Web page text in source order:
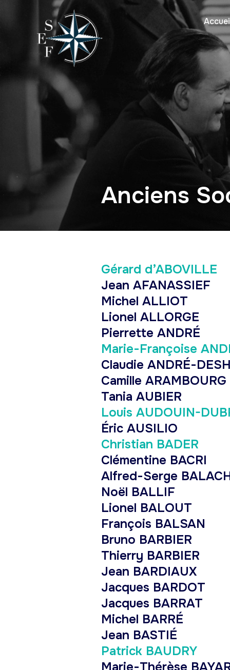
Anciens
Gérard d’ABOVILLE
Jean AFANASSIEF
Michel ALLIOT
Lionel ALLORGE
Pierrette ANDRÉ
Marie-Françoise
Claudie ANDRÉ-
Camille ARAMBOURG
Tania AUBIER
Louis AUDOUIN-
Éric AUSILIO
Christian BADER
Clémentine BACRI
Alfred-Serge
Noël BALLIF
Lionel BALOUT
François BALSAN
Bruno BARBIER
Thierry BARBIER
Jean BARDIAUX
Jacques BARDOT
Jacques BARRAT
Michel BARRÉ
Jean BASTIÉ
Patrick BAUDRY
Marie-Thérèse